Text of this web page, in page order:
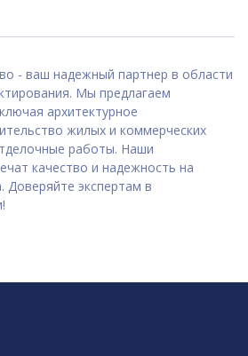
- ваш надежный партнер в области
Мы предлагаем
архитектурное
жилых и коммерческих
работы. Наши
качество и надежность на
Доверяйте экспертам в